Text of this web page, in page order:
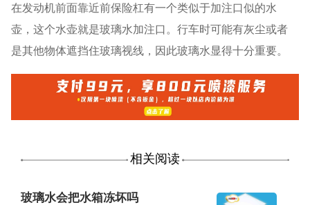
在发动机前面靠近前保险杠有一个类似于加注口似的水
壶，这个水壶就是玻璃水加注口。行车时可能有灰尘或者
是其他物体遮挡住玻璃视线，因此玻璃水显得十分重要。
相关阅读
玻璃水会把水箱冻坏吗